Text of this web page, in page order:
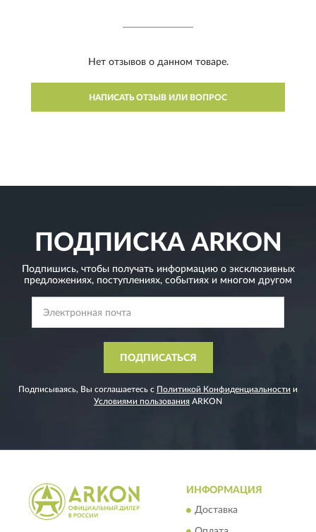
Нет отзывов о данном товаре.
НАПИСАТЬ ОТЗЫВ ИЛИ ВОПРОС
ПОДПИСКАARKON
Подпишись, чтобы получать информацию о эксклюзивных
предложениях, поступлениях, событиях и многом другом
ПОДПИСАТЬСЯ
Подписываясь, Вы соглашаетесь с Политикой Конфиденциальности и
Условиями пользования ARKON
ИНФОРМАЦИЯ
Доставка